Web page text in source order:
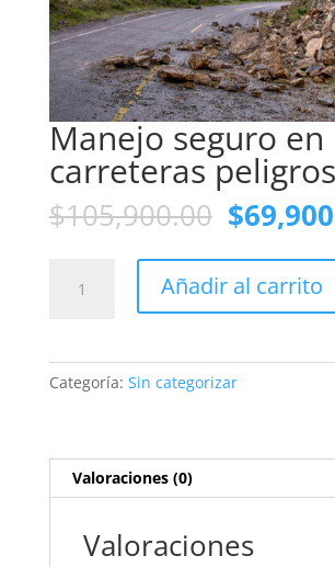
Manejo seguro en
carreteras
$105,900.00 El
precio
original
era:
$
seguro
peligrosas
cantidad
Añadir al carrito
Categoría: Sin categorizar
Valoraciones (0)
Valoraciones